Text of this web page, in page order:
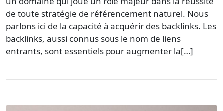
de toute stratégie de référencement naturel. Nous
parlons ici de la capacité à acquérir des backlinks. Les
backlinks, aussi connus sous le nom de liens
entrants, sont essentiels pour augmenter la[…]